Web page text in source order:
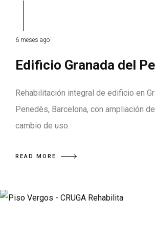
6 meses ago
Edificio Granada del
Rehabilitación integral de edificio en
Penedès, Barcelona, con ampliación
cambio de uso.
READ MORE